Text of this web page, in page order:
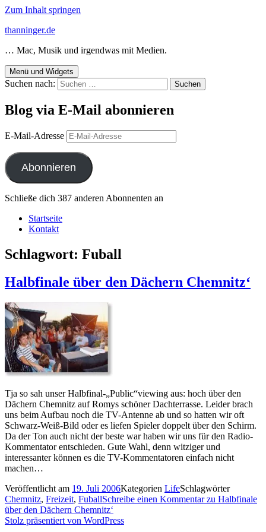
Zum Inhalt springen
thanninger.de
… Mac, Musik und irgendwas mit Medien.
Menü und Widgets
Suchen nach:
Blog via E-Mail abonnieren
E-Mail-Adresse
Abonnieren
Schließe dich 387 anderen Abonnenten an
Startseite
Kontakt
Schlagwort: Fuball
Halbfinale über den Dächern Chemnitz‘
Tja so sah unser Halbfinal-„Public“viewing aus: hoch über den
Dächern Chemnitz auf Romys schöner Dachterrasse. Leider brach
uns beim Aufbau noch die TV-Antenne ab und so hatten wir oft
Schwarz-Weiß-Bild oder es liefen Spieler doppelt über den Schirm.
Da der Ton auch nicht der beste war haben wir uns für den Radio-
Kommentator entschieden. Gute Wahl, denn witziger und
interessanter können es die TV-Kommentatoren einfach nicht
machen…
Veröffentlicht am 19. Juli 2006Kategorien LifeSchlagwörter
Chemnitz, Freizeit, FuballSchreibe einen Kommentarzu Halbfinale
über den Dächern Chemnitz‘
Stolz präsentiert von WordPress